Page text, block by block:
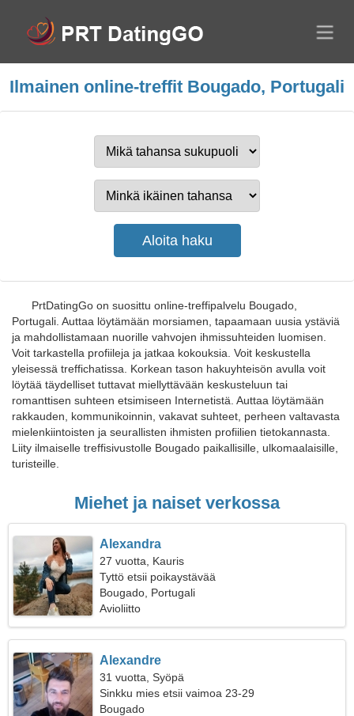
Ilmainen online-treffit Bougado, Portugali
PrtDatingGo on suosittu online-treffipalvelu Bougado,
Portugali. Auttaa löytämään morsiamen, tapaamaan uusia ystäviä
ja mahdollistamaan nuorille vahvojen ihmissuhteiden luomisen.
Voit tarkastella profiileja ja jatkaa kokouksia. Voit keskustella
yleisessä treffichatissa. Korkean tason hakuyhteisön avulla voit
löytää täydelliset tuttavat miellyttävään keskusteluun tai
romanttisen suhteen etsimiseen Internetistä. Auttaa löytämään
rakkauden, kommunikoinnin, vakavat suhteet, perheen valtavasta
mielenkiintoisten ja seurallisten ihmisten profiilien tietokannasta.
Liity ilmaiselle treffisivustolle Bougado paikallisille, ulkomaalaisille,
turisteille.
Miehet ja naiset verkossa
Alexandra
27 vuotta, Kauris
Tyttö etsii poikaystävää
Bougado, Portugali
Avioliitto
Alexandre
31 vuotta, Syöpä
Sinkku mies etsii vaimoa 23-29
Bougado